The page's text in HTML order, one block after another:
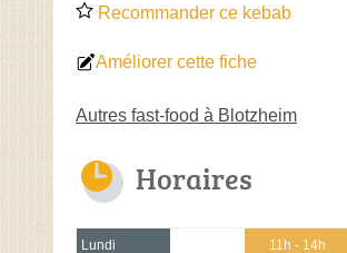
Recommander ce kebab
Améliorer cette fiche
Autres fast-food à Blotzheim
Horaires
Lundi 11h - 14h